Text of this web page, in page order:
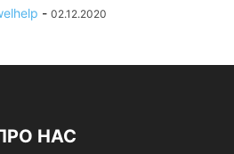
- 02.12.2020
НАС